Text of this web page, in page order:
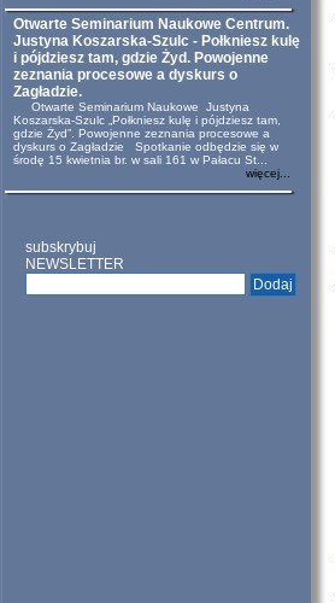
Otwarte Seminarium Naukowe Centrum.
Justyna Koszarska-Szulc - Połkniesz kulę
i pójdziesz tam, gdzie Żyd. Powojenne
zeznania procesowe a dyskurs o
Zagładzie.
Otwarte Seminarium Naukowe Justyna
Koszarska-Szulc „Połkniesz kulę i pójdziesz tam,
gdzie Żyd”. Powojenne zeznania procesowe a
dyskurs o Zagładzie Spotkanie odbędzie się w
środę 15 kwietnia br. w sali 161 w Pałacu St...
więcej...
subskrybuj
NEWSLETTER